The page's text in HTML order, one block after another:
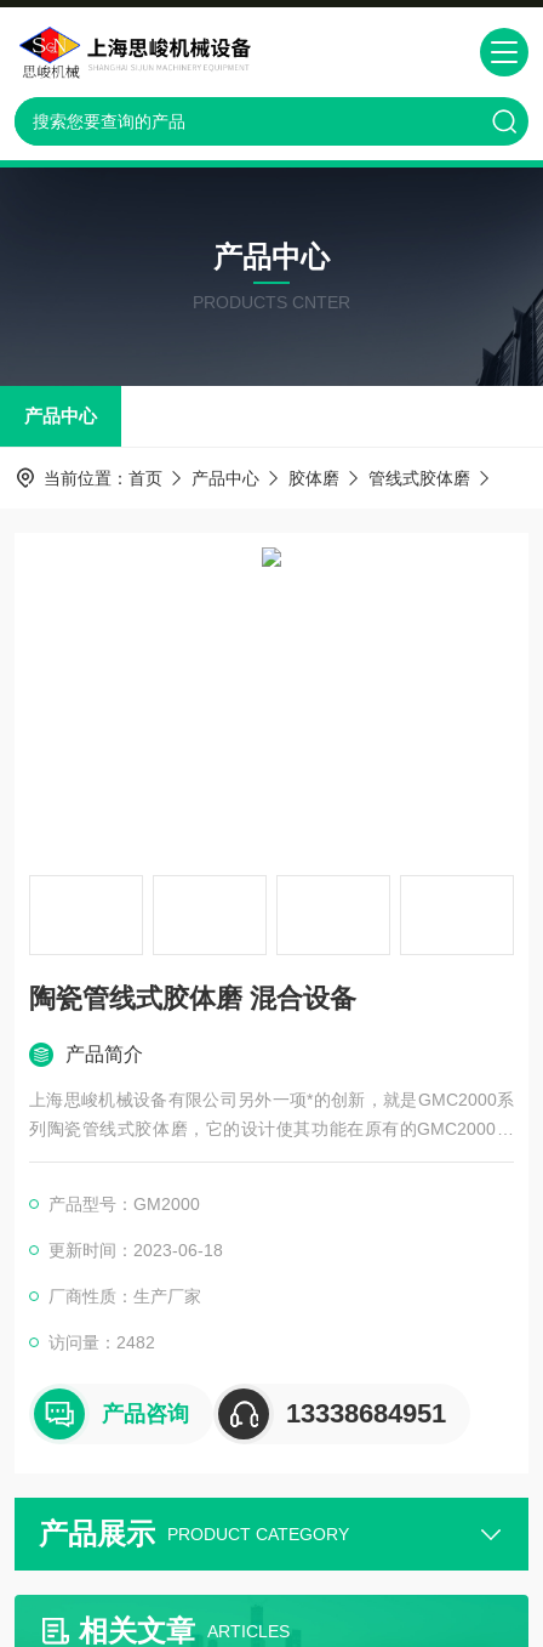
产品中心
PRODUCTS CNTER
产品中心
当前位置： 首页 产品中心 胶体磨 管线式胶体磨
陶瓷管线式胶体磨 混合设备
产品简介
上海思峻机械设备有限公司另外一项*的创新，就是GMC2000系
列陶瓷管线式胶体磨，它的设计使其功能在原有的GMC2000系
列胶体磨的基础上又进了一步。由于，产生的颗粒粒径甚至比胶
从而可以得到精确的研磨参数
产品型号：GM2000
更新时间：2023-06-18
厂商性质：生产厂家
访问量：2482
产品咨询 13338684951
产品展示 PRODUCT CATEGORY
相关文章 ARTICLES